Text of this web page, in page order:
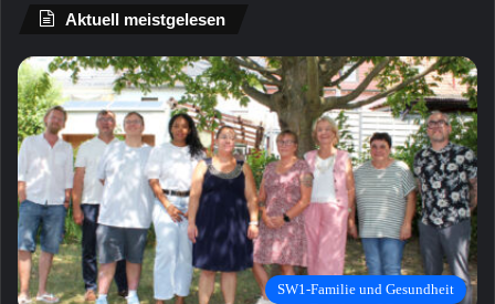
Aktuell meistgelesen
SW1-Familie und Gesundheit